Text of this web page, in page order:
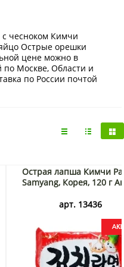
чесноком Кимчи
Острые орешки
цене можно в
по Москве, Области и
по России почтой
Острая лапша Кимчи
Samyang, Корея, 120 г
арт. 13436